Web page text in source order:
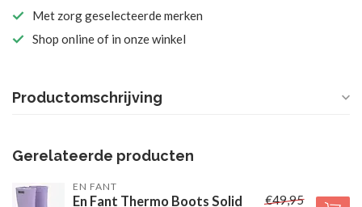
Met zorg geselecteerde merken
Shop online of in onze winkel
Productomschrijving
Gerelateerde producten
EN FANT
En Fant Thermo Boots Solid
€49,95